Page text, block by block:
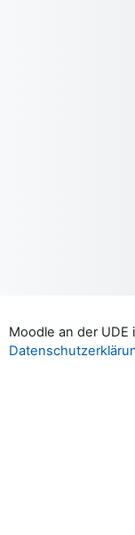
Moodle an der UDE